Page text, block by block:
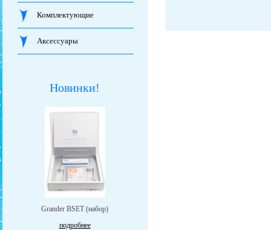
Комплектующие
Аксессуары
Новинки!
Grander BSET (набор)
подробнее